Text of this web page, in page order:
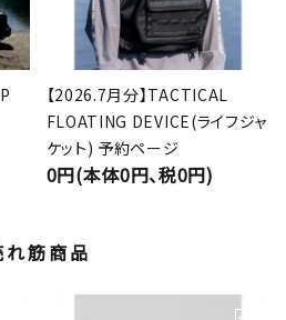
【2026.7月分】TACTICAL
FLOATING DEVICE(ライフジャ
ケット) 予約ページ
0円(本体0円、税0円)
れ筋商品